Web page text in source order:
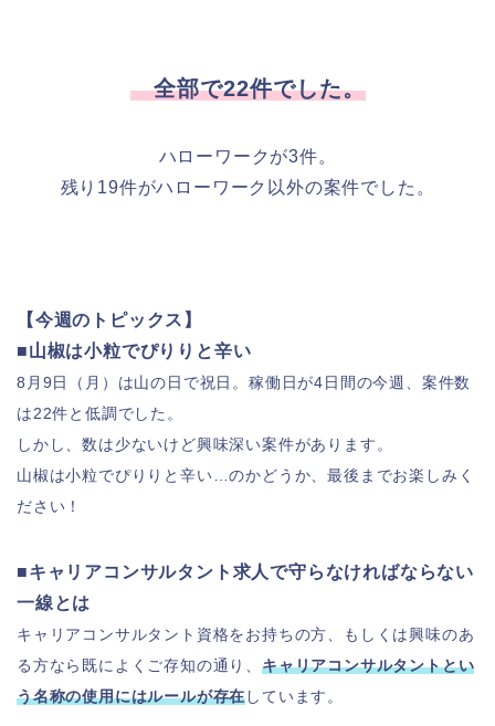
全部で22件でした。
ハローワークが3件。
残り19件がハローワーク以外の案件でした。
【今週のトピックス】
■山椒は小粒でぴりりと辛い
8月9日（月）は山の日で祝日。稼働日が4日間の今週、案件数
は22件と低調でした。
しかし、数は少ないけど興味深い案件があります。
山椒は小粒でぴりりと辛い…のかどうか、最後までお楽しみく
ださい！
■キャリアコンサルタント求人で守らなければならない
一線とは
キャリアコンサルタント資格をお持ちの方、もしくは興味のあ
る方なら既によくご存知の通り、キャリアコンサルタントとい
う名称の使用にはルールが存在しています。